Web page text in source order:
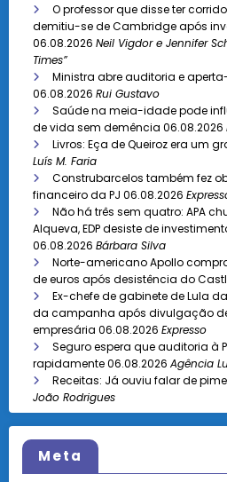
O professor que disse ter
demitiu-se de Cambridge após
06.08.2026 Neil Vigdor e Jennifer
Times”
Ministra abre auditoria e
06.08.2026 Rui Gustavo
Saúde na meia-idade pode
de vida sem demência 06.08.2026
Livros: Eça de Queiroz era um
Luís M. Faria
Construbarcelos também fez
financeiro da PJ 06.08.2026
Não há três sem quatro: APA
Alqueva, EDP desiste de
06.08.2026 Bárbara Silva
Norte-americano Apollo
de euros após desistência do
Ex-chefe de gabinete de Lula
da campanha após divulgação
empresária 06.08.2026 Expresso
Seguro espera que auditoria à
rapidamente06.08.2026 Agência
Receitas: Já ouviu falar de
João Rodrigues
Meta